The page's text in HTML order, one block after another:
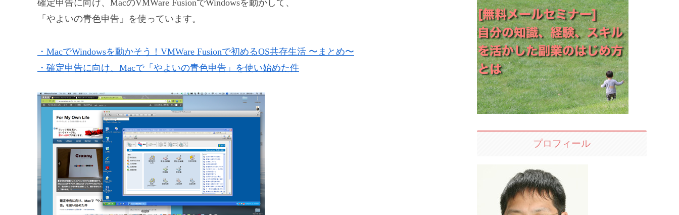
確定申告に向け、MacのVMWare FusionでWindowsを動かして、
「やよいの青色申告」を使っています。
・MacでWindowsを動かそう！VMWare Fusionで初めるOS共存生活 〜まとめ〜
・確定申告に向け、Macで「やよいの青色申告」を使い始めた件
プロフィール